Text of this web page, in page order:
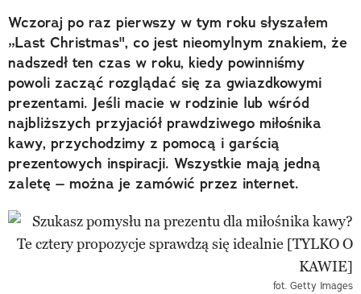
Wczoraj po raz pierwszy w tym roku słyszałem
„Last Christmas", co jest nieomylnym znakiem, że
nadszedł ten czas w roku, kiedy powinniśmy
powoli zacząć rozglądać się za gwiazdkowymi
prezentami. Jeśli macie w rodzinie lub wśród
najbliższych przyjaciół prawdziwego miłośnika
kawy, przychodzimy z pomocą i garścią
prezentowych inspiracji. Wszystkie mają jedną
zaletę – można je zamówić przez internet.
fot. Getty Images